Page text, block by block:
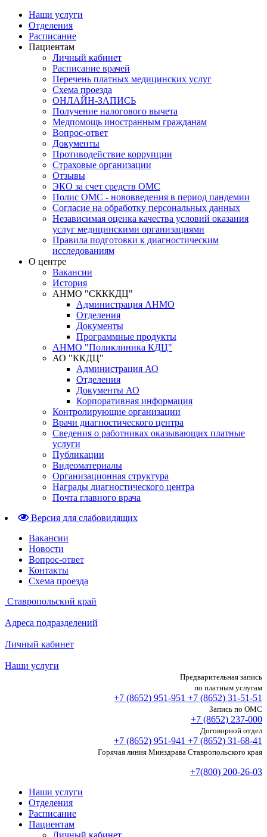
Наши услуги
Отделения
Расписание
Пациентам
Личный кабинет
Расписание врачей
Перечень платных медицинских услуг
Схема проезда
ОНЛАЙН-ЗАПИСЬ
Получение налогового вычета
Медпомощь иностранным гражданам
Вопрос-ответ
Документы
Противодействие коррупции
Страховые организации
Отзывы
ЭКО за счет средств ОМС
Полис ОМС - нововведения в период пандемии
Согласие на обработку персональных данных
Независимая оценка качества условий оказания
услуг медицинскими организациями
Правила подготовки к диагностическим
исследованиям
О центре
Вакансии
История
АНМО "СКККДЦ"
Администрация АНМО
Отделения
Документы
Программные продукты
АНМО "Поликлиника КДЦ"
АО "ККДЦ"
Администрация АО
Отделения
Документы АО
Корпоративная информация
Контролирующие организации
Врачи диагностического центра
Сведения о работниках оказывающих платные
услуги
Публикации
Видеоматериалы
Организационная структура
Награды диагностического центра
Почта главного врача
Версия для слабовидящих
Вакансии
Новости
Вопрос-ответ
Контакты
Схема проезда
Ставропольский край
Адреса подразделений
Личный кабинет
Наши услуги
Предварительная запись
по платным услугам
+7 (8652) 951-951 +7 (8652) 31-51-51
Запись по ОМС
+7 (8652) 237-000
Договорной отдел
+7 (8652) 951-941 +7 (8652) 31-68-41
Горячая линия Минздрава Ставропольского края
+7(800) 200-26-03
Наши услуги
Отделения
Расписание
Пациентам
Личный кабинет